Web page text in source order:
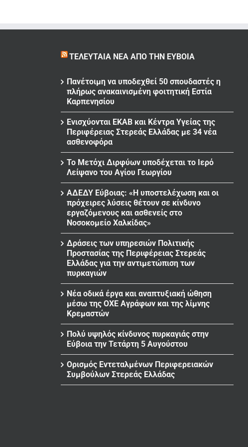
ΤΕΛΕΥΤΑΊΑ ΝΈΑ ΑΠΌ ΤΗΝ ΕΎΒΟΙΑ
Πανέτοιμη να υποδεχθεί 50 σπουδαστές η
πλήρως ανακαινισμένη φοιτητική Εστία
Καρπενησίου
Ενισχύονται ΕΚΑΒ και Κέντρα Υγείας της
Περιφέρειας Στερεάς Ελλάδας με 34 νέα
ασθενοφόρα
Το Μετόχι Διρφύων υποδέχεται το Ιερό
Λείψανο του Αγίου Γεωργίου
ΑΔΕΔΥ Εύβοιας: «Η υποστελέχωση και οι
πρόχειρες λύσεις θέτουν σε κίνδυνο
εργαζόμενους και ασθενείς στο
Νοσοκομείο Χαλκίδας»
Δράσεις των υπηρεσιών Πολιτικής
Προστασίας της Περιφέρειας Στερεάς
Ελλάδας για την αντιμετώπιση των
πυρκαγιών
Νέα οδικά έργα και αναπτυξιακή ώθηση
μέσω της ΟΧΕ Αγράφων και της λίμνης
Κρεμαστών
Πολύ υψηλός κίνδυνος πυρκαγιάς στην
Εύβοια την Τετάρτη 5 Αυγούστου
Ορισμός Εντεταλμένων Περιφερειακών
Συμβούλων Στερεάς Ελλάδας